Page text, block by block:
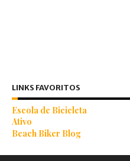
LINKS FAVORITOS
Escola de Bicicleta
Ativo
Beach Biker Blog